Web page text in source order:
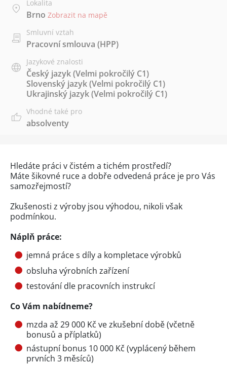
Lokalita
Brno Zobrazit na mapě
Smluvní vztah
Pracovní smlouva (HPP)
Jazykové znalosti
Český jazyk(Velmi pokročilý C1)
Slovenský jazyk(Velmi pokročilý C1)
Ukrajinský jazyk(Velmi pokročilý C1)
Vhodné také pro
absolventy
Hledáte práci v čistém a tichém prostředí?
Máte šikovné ruce a dobře odvedená práce je pro Vás
samozřejmostí?
Zkušenosti z výroby jsou výhodou, nikoli však
podmínkou.
Náplň práce:
jemná práce s díly a kompletace výrobků
obsluha výrobních zařízení
testování dle pracovních instrukcí
Co Vám nabídneme?
mzda až 29 000 Kč ve zkušební době (včetně
bonusů a příplatků)
nástupní bonus 10 000 Kč (vyplácený během
prvních 3 měsíců)